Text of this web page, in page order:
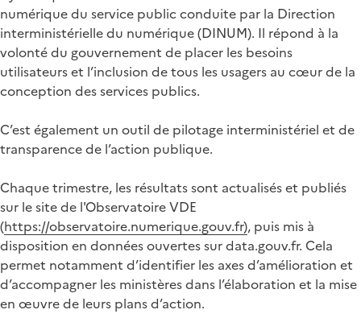
numérique du service public conduite par la Direction
interministérielle du numérique (DINUM). Il répond à la
volonté du gouvernement de placer les besoins
utilisateurs et l’inclusion de tous les usagers au cœur de la
conception des services publics.
C’est également un outil de pilotage interministériel et de
transparence de l’action publique.
Chaque trimestre, les résultats sont actualisés et publiés
sur le site de l'Observatoire VDE
(https://observatoire.numerique.gouv.fr), puis mis à
disposition en données ouvertes sur data.gouv.fr. Cela
permet notamment d’identifier les axes d’amélioration et
d’accompagner les ministères dans l’élaboration et la mise
en œuvre de leurs plans d’action.